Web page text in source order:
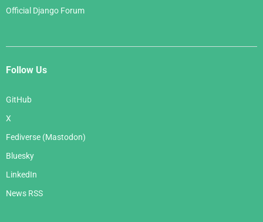
Official Django Forum
Follow Us
GitHub
X
Fediverse (Mastodon)
Bluesky
LinkedIn
News RSS